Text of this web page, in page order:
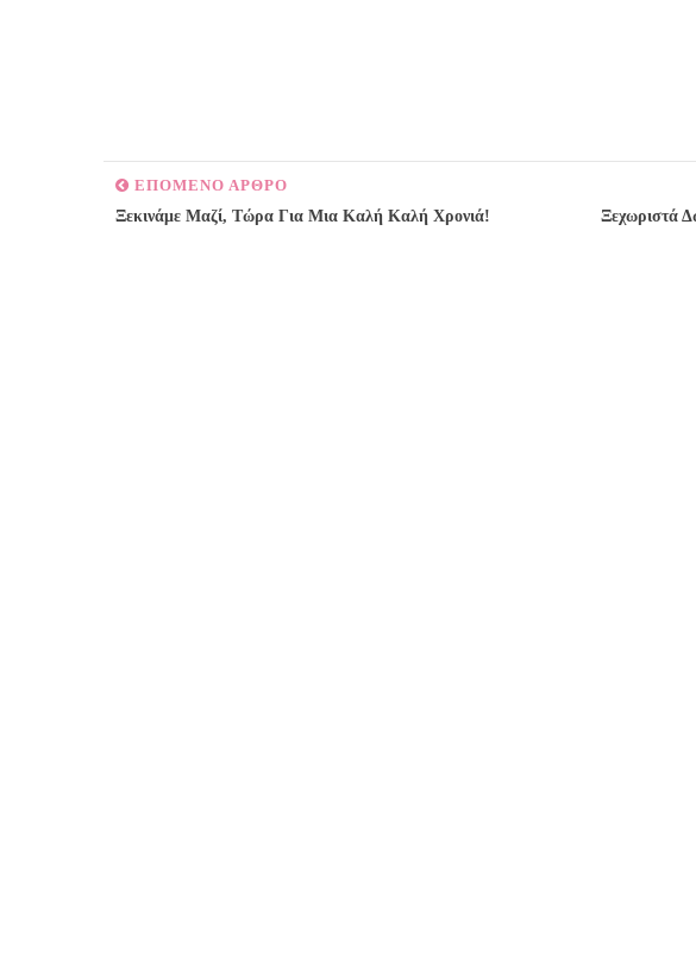
ΕΠΟΜΕΝΟ ΑΡΘΡΟ
Ξεκινάμε Μαζί, Τώρα Για Μια Καλή Καλή Χρονιά!
Ξεχωριστά